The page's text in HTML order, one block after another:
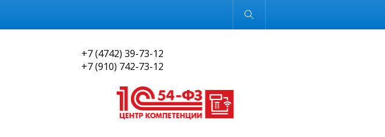
Обычная версия
+7 (4742) 39-73-12
+7 (910) 742-73-12